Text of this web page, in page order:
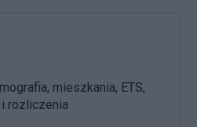
mieszkania, ETS,
rozliczenia